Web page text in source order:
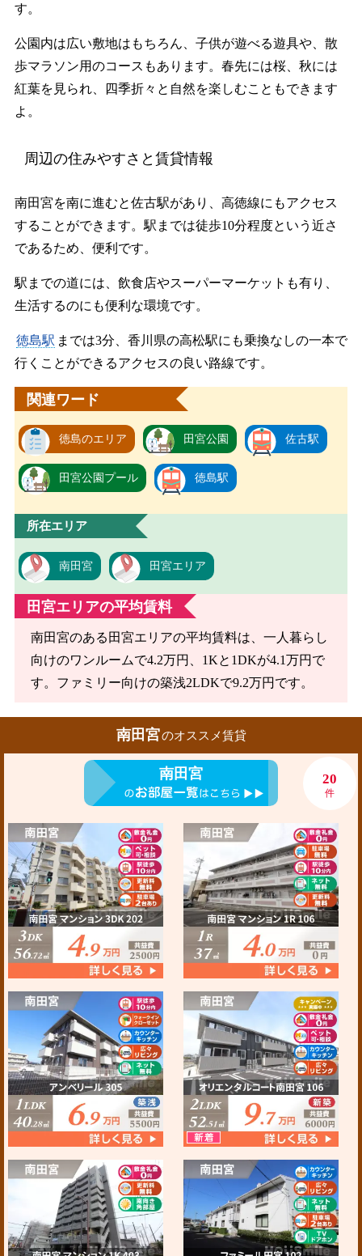
す。
公園内は広い敷地はもちろん、子供が遊べる遊具や、散
歩マラソン用のコースもあります。春先には桜、秋には
紅葉を見られ、四季折々と自然を楽しむこともできます
よ。
周辺の住みやすさと賃貸情報
南田宮を南に進むと佐古駅があり、高徳線にもアクセス
することができます。駅までは徒歩10分程度という近さ
であるため、便利です。
駅までの道には、飲食店やスーパーマーケットも有り、
生活するのにも便利な環境です。
徳島駅 までは3分、香川県の高松駅にも乗換なしの一本で
行くことができるアクセスの良い路線です。
関連ワード
徳島のエリア 田宮公園 佐古駅
田宮公園プール 徳島駅
所在エリア
南田宮 田宮エリア
田宮エリアの平均賃料
南田宮のある田宮エリアの平均賃料は、一人暮らし
向けのワンルームで4.2万円、1Kと1DKが4.1万円で
す。ファミリー向けの築浅2LDKで9.2万円です。
南田宮のオススメ賃貸
南田宮 20
件